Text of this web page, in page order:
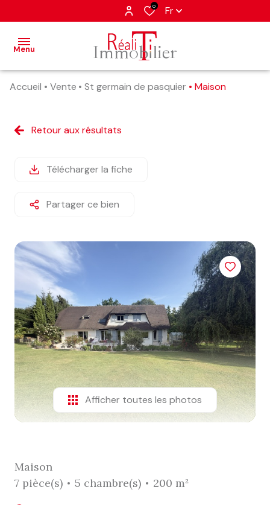
0 Fr
Menu
nos
estimation
e-
contact
Accueil Vente St germain de pasquier Maison
Retour aux résultats
Télécharger la fiche
Partager ce bien
Afficher toutes les photos
Maison
7 pièce(s)
5 chambre(s)
200 m²